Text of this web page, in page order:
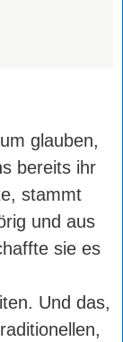
glauben,
bereits ihr
stammt
und aus
sie es
Und das,